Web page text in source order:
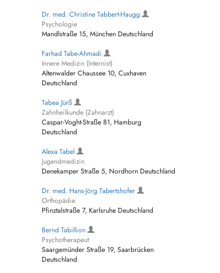
Dr. med. Christine Tabbert-Haugg
Psychologie
Mandlstraße 15, München Deutschland
Farhad Tabe-Ahmadi
Innere Medizin (Internist)
Altenwalder Chaussee 10, Cuxhaven
Deutschland
Tabea Jürß
Zahnheilkunde (Zahnarzt)
Caspar-Voght-Straße 81, Hamburg
Deutschland
Alexa Tabel
Jugendmedizin
Denekamper Straße 5, Nordhorn Deutschland
Dr. med. Hans-Jörg Tabertshofer
Orthopädie
Pfinztalstraße 7, Karlsruhe Deutschland
Bernd Tabillion
Psychotherapeut
Saargemünder Straße 19, Saarbrücken
Deutschland